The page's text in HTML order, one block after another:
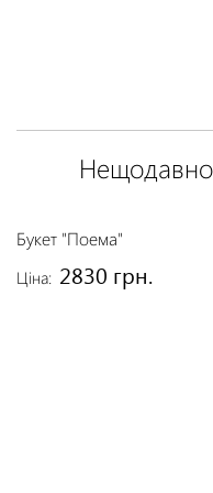
Нещодавно
Букет "Поема"
Ціна: 2830 грн.